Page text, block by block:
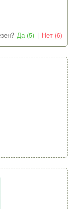
Да (5) | Нет (6)